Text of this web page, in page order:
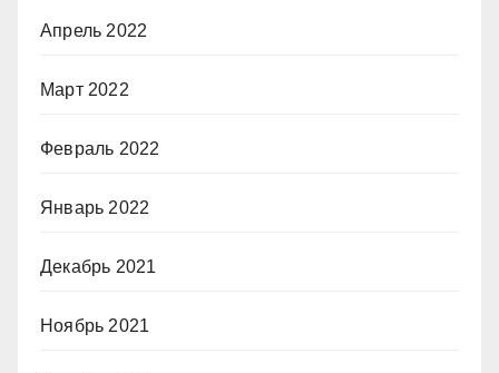
Апрель 2022
Март 2022
Февраль 2022
Январь 2022
Декабрь 2021
Ноябрь 2021